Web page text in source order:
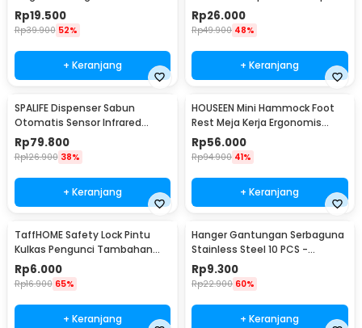
Cloth - 002
Rp19.500
Rp39.900 52%
+ Keranjang
Handle Safety - SG-188
Rp26.000
Rp49.900 48%
+ Keranjang
SPALIFE Dispenser Sabun
Otomatis Sensor Infrared
Stainless Steel 250ml - AD-03
Rp79.800
Rp126.900 38%
+ Keranjang
HOUSEEN Mini Hammock Foot
Rest Meja Kerja Ergonomis
Sandaran Kaki
Rp56.000
Rp94.900 41%
+ Keranjang
TaffHOME Safety Lock Pintu
Kulkas Pengunci Tambahan
Tempel - S1843
Rp6.000
Rp16.900 65%
+ Keranjang
Hanger Gantungan Serbaguna
Stainless Steel 10 PCS -
M127105
Rp9.300
Rp22.900 60%
+ Keranjang